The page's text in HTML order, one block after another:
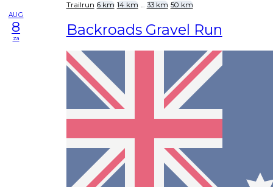
Trailrun 6 km 14 km ... 33 km 50 km
AUG
8
za Backroads Gravel Run